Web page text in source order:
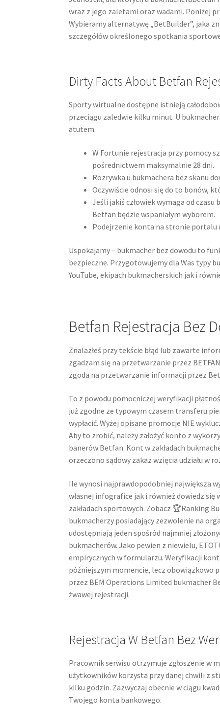
wraz z jego zaletami oraz wadami. Poniżej
Wybieramy alternatywę „BetBuilder”, jaka
szczegółów określonego spotkania
Dirty Facts About Betfan
Sporty wirtualne dostępne istnieją
przeciągu zaledwie kilku minut. U
atutem.
W Fortunie rejestracja przy pomocy
pośrednictwem maksymalnie 28 dni.
Rozrywka u bukmachera bez skanu
Oczywiście odnosi się do to bonów,
Jeśli jakiś człowiek wymaga od
Betfan będzie wspaniałym wyborem.
Podejrzenie konta na stronie
Uspokajamy – bukmacher bez dowodu to
bezpieczne. Przygotowujemy dla Was typy
YouTube, ekipach bukmacherskich jak i
Betfan Rejestracja Bez
Znalazłeś przy tekście błąd lub zawarte
zgadzam się na przetwarzanie przez
zgoda na przetwarzanie informacji przez
To z powodu pomocniczej weryfikacji
już zgodne ze typowym czasem transferu
wypłacić. Wyżej opisane promocje NIE
Aby to zrobić, należy założyć konto z
banerów Betfan. Kont w zakładach
orzeczono sądowy zakaz wzięcia udziału w
Ile wynosi najprawdopodobniej największa
własnej infografice jak i również dowiedz
zakładach sportowych. Zobacz 🏆Ranking
bukmacherzy posiadający zezwolenie na
udostępniają jeden spośród najmniej
bukmacherów. Jako pewien z niewielu,
empirycznych w formularzu. Weryfikacji
późniejszym momencie, lecz obowiązkowo
przez BEM Operations Limited bukmacher
żwawej rejestracji.
Rejestracja W Betfan Bez
Pracownik serwisu otrzymuje zgłoszenie w
użytkowników korzysta przy danej chwili z
kilku godzin. Zazwyczaj obecnie w ciągu
Twojego konta bankowego.